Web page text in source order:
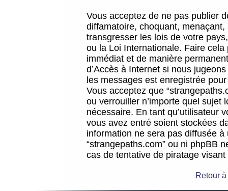
Vous acceptez de ne pas publier
diffamatoire, choquant,
transgresser les lois de votre
ou la Loi Internationale. Faire
immédiat et de manière
d’Accès à Internet si nous
les messages est enregistrée
Vous acceptez que
ou verrouiller n’importe quel sujet
nécessaire. En tant qu’utilisateur
vous avez entré soient stockées
information ne sera pas diffusée
“strangepaths.com” ou ni phpBB
cas de tentative de piratage
Retour